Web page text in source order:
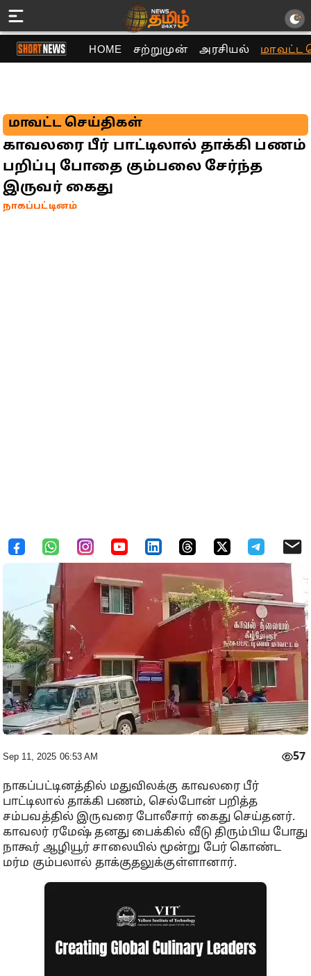
HOME சற்றுமுன் அரசியல் மாவட்ட
மாவட்ட செய்திகள்
காவலரை பீர் பாட்டிலால் தாக்கி பணம்
பறிப்பு போதை கும்பலை சேர்ந்த
இருவர் கைது
நாகப்பட்டினம்
Sep 11, 2025 06:53 AM 57
நாகப்பட்டினத்தில் மதுவிலக்கு காவலரை பீர்
பாட்டிலால் தாக்கி பணம், செல்போன் பறித்த
சம்பவத்தில் இருவரை போலீசார் கைது செய்தனர்.
காவலர் ரமேஷ் தனது பைக்கில் வீடு திரும்பிய போது
நாகூர் ஆழியூர் சாலையில் மூன்று பேர் கொண்ட
மர்ம கும்பலால் தாக்குதலுக்குள்ளானார்.